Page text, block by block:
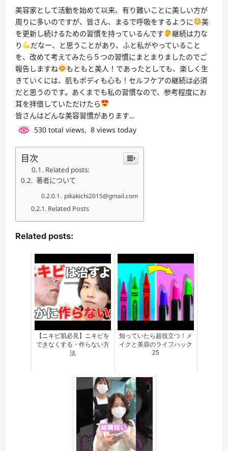
美容家として活動を始めて以来、有り難いことに美しい方が
周りに多いのですが、皆さん、まるで呼吸をするように
美
を更新し続けるための習慣を持っているんです
継続は力な
り
だなー、と思うことがあり、ふと私がやっていること
を、改めて考えてみたら５つの習慣にまとまりましたのでご
報告しますね
もともと美人！であったとしても、楽しく生
きていくには、肌もボディも心も！セルフケアの継続は必須
だと思うのです。あくまでも私の習慣なので、参考程度にお
耳を拝借していただけたら
皆さんはどんな美容習慣があります…
530 total views, 8 views today
目次
Related posts:
著者について
pikakichi2015@gmail.com
Related Posts
Related posts:
【ニキビ肌必見】ニキビを
できなくする・作らない方
法
知っていたら超役立つ！メ
イクと美容のライフハック
25